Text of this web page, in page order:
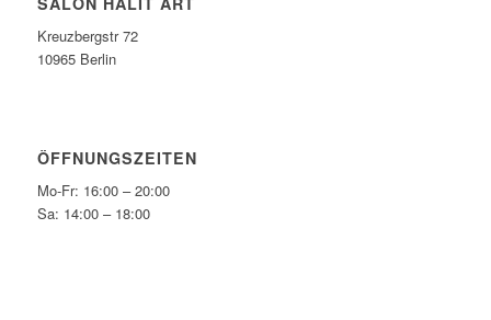
Kreuzbergstr 72
10965 Berlin
ÖFFNUNGSZEITEN
Mo-Fr: 16:00 – 20:00
Sa: 14:00 – 18:00